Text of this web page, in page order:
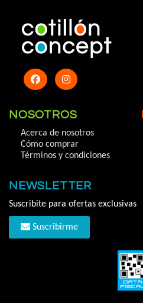
NOSOTROS
Acerca de nosotros
Cómo comprar
Términos y condiciones
NEWSLETTER
Suscribite para ofertas exclusivas
Suscribirme